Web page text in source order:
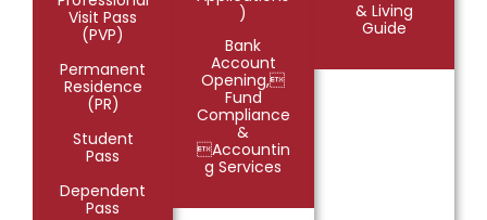
Visit Pass
(PVP)
Permanent
Residence
(PR)
Student
Pass
Dependent
Pass
)
Bank
Account
Opening,
Fund
Compliance
&
Accountin
g Services
& Living
Guide